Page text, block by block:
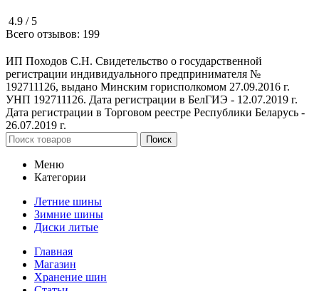
4.9 / 5
Всего отзывов: 199
ИП Походов С.Н. Свидетельство о государственной
регистрации индивидуального предпринимателя №
192711126, выдано Минским горисполкомом 27.09.2016 г.
УНП 192711126. Дата регистрации в БелГИЭ - 12.07.2019 г.
Дата регистрации в Торговом реестре Республики Беларусь -
26.07.2019 г.
Поиск
Меню
Категории
Летние шины
Зимние шины
Диски литые
Главная
Магазин
Хранение шин